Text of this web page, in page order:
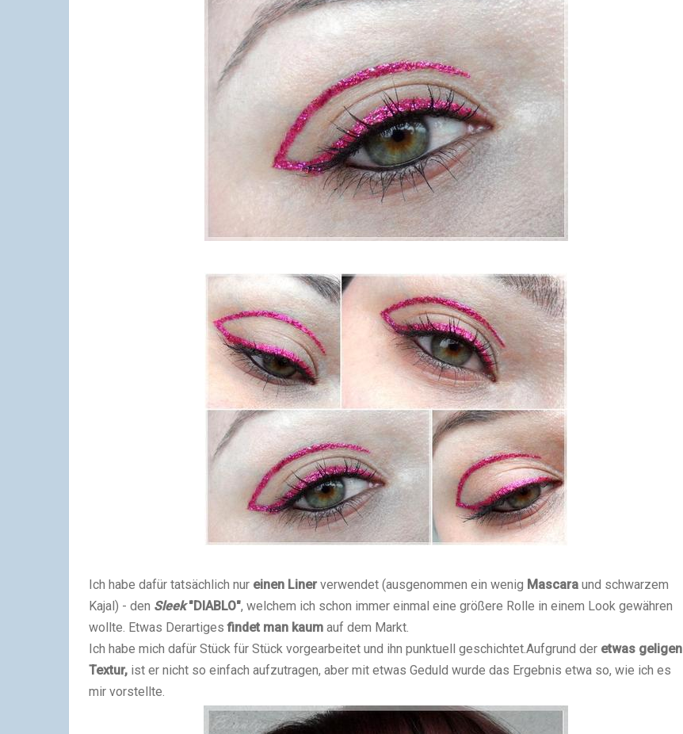
Ich habe dafür tatsächlich nur einen Liner verwendet (ausgenommen ein wenig Mascara und schwarzem
Kajal) - den Sleek"DIABLO", welchem ich schon immer einmal eine größere Rolle in einem Look gewähren
wollte. Etwas Derartigesfindet man kaum auf dem Markt.
Ich habe mich dafür Stück für Stück vorgearbeitet und ihn punktuell geschichtet.Aufgrund der etwas geligen
Textur, ist er nicht so einfach aufzutragen, aber mit etwas Geduld wurde das Ergebnis etwa so, wie ich es
mir vorstellte.